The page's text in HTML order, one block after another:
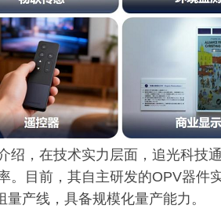
绍，在技术实力层面，追光科技
。目前，其自主研发的OPV器件
量产线，具备规模化量产能力。